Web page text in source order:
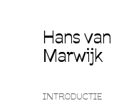
Hans van
Marwijk
INTRODUCTIE